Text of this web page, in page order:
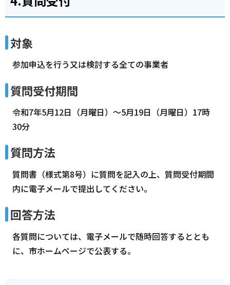
対象
参加申込を行う又は検討する全ての事業者
質問受付期間
令和7年5月12日（月曜日）～5月19日（月曜日）17時
30分
質問方法
質問書（様式第8号）に質問を記入の上、質問受付期間
内に電子メールで提出してください。
回答方法
各質問については、電子メールで随時回答するととも
に、市ホームページで公表する。